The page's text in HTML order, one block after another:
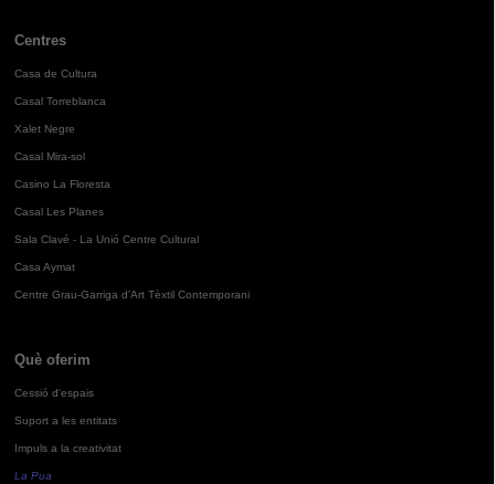
Centres
Casa de Cultura
Casal Torreblanca
Xalet Negre
Casal Mira-sol
Casino La Floresta
Casal Les Planes
Sala Clavé - La Unió Centre Cultural
Casa Aymat
Centre Grau-Garriga d'Art Tèxtil Contemporani
Què oferim
Cessió d'espais
Suport a les entitats
Impuls a la creativitat
La Pua